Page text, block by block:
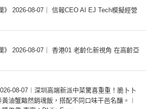
》 2026-08-07｜ 信報CEO AI EJ Tech模擬經營
》 2026-08-07｜ 香港01 老齡化新視角 在高齡亞
08-07︱深圳高端新派中菜驚喜重重！脆卜卜
油蟹黯然銷魂飯，搭配不同口味干邑名釀。︱